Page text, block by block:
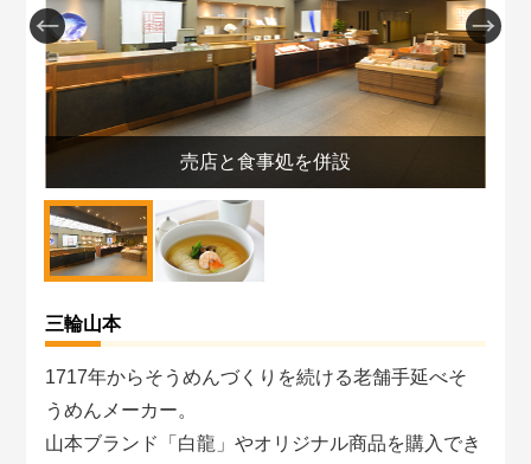
売店と食事処を併設
三輪山本
1717年からそうめんづくりを続ける老舗手延べそ
うめんメーカー。
山本ブランド「白龍」やオリジナル商品を購入でき